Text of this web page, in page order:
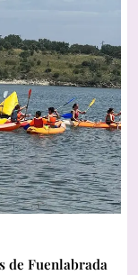
de Fuenlabrada